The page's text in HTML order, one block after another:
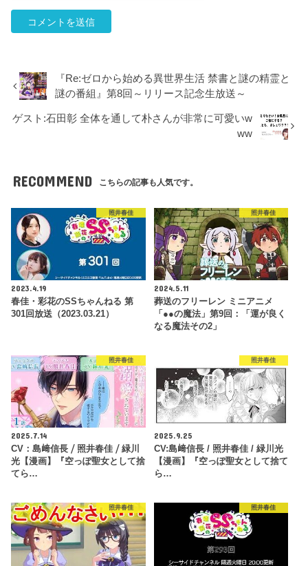
『Re:ゼロから始める異世界生活 禁書と謎の精霊と
謎の番組』第8回～リリース記念生放送～
ゲスト:石田彰 全体を通して朴さんが非常に可愛いw
ww
RECOMMEND こちらの記事も人気です。
照井春佳
2023.4.19
春佳・彩花のSSちゃんねる 第
301回放送（2023.03.21）
照井春佳
2024.5.11
葬送のフリーレン ミニアニメ
「●●の魔法」第9回：「運が良く
なる魔法その2」
照井春佳
2025.7.14
CV：島﨑信長 ⧸ 照井春佳 ⧸ 緑川
光【漫画】『空っぽ聖女として捨
てら…
照井春佳
2025.9.25
CV:島﨑信長 / 照井春佳 / 緑川光
【漫画】『空っぽ聖女として捨て
ら…
照井春佳 照井春佳